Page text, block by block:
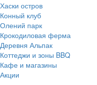
Хаски остров
Конный клуб
Олений парк
Крокодиловая ферма
Деревня Альпак
Коттеджи и зоны BBQ
Кафе и магазины
Акции